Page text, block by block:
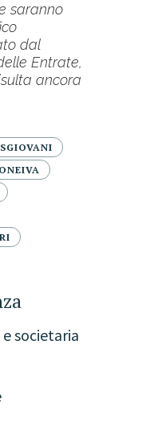
saranno
dal
Entrate,
ancora
societaria